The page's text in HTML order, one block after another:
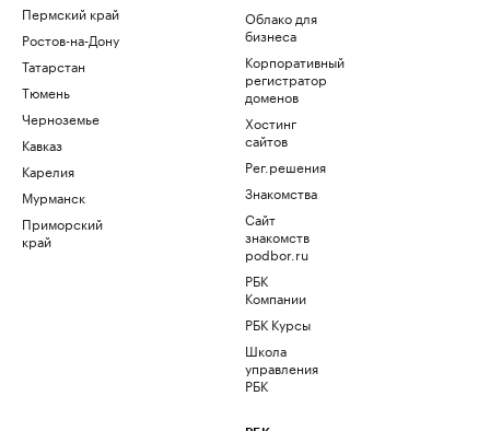
Пермский край
Ростов-на-Дону
Татарстан
Тюмень
Черноземье
Кавказ
Карелия
Мурманск
Приморский
край
Облако для
бизнеса
Корпоративный
регистратор
доменов
Хостинг
сайтов
Рег.решения
Знакомства
Сайт
знакомств
podbor.ru
РБК
Компании
РБК Курсы
Школа
управления
РБК